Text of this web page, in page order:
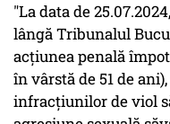
"La data de
lângă Tribunalul
acţiunea penală
în vârstă de 51 de
infracţiunilor de viol